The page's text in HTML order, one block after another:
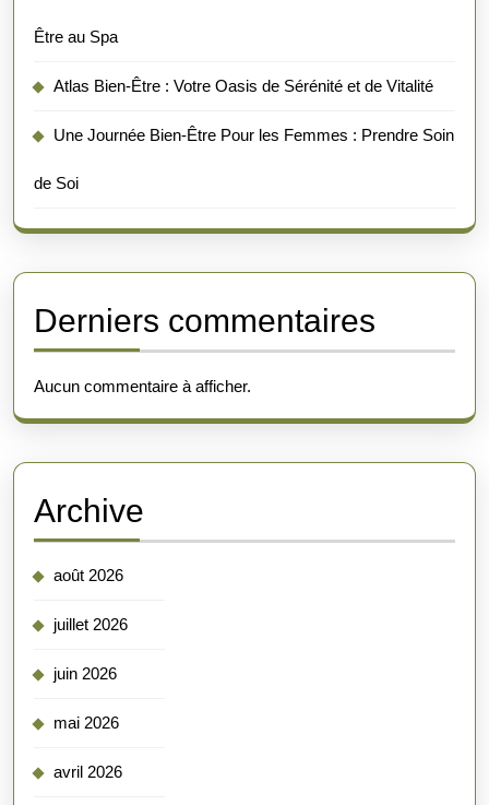
Être au Spa
Atlas Bien-Être : Votre Oasis de Sérénité et de Vitalité
Une Journée Bien-Être Pour les Femmes : Prendre Soin
de Soi
Derniers commentaires
Aucun commentaire à afficher.
Archive
août 2026
juillet 2026
juin 2026
mai 2026
avril 2026